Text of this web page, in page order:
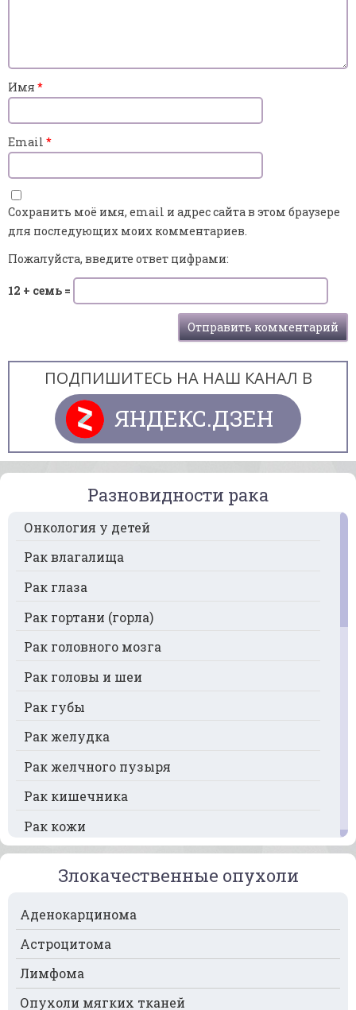
Имя *
Email *
Сохранить моё имя, email и адрес сайта в этом браузере
для последующих моих комментариев.
Пожалуйста, введите ответ цифрами:
12 + семь =
ПОДПИШИТЕСЬ НА НАШ КАНАЛ В
ЯНДЕКС.ДЗЕН
Разновидности рака
Онкология у детей
Рак влагалища
Рак глаза
Рак гортани (горла)
Рак головного мозга
Рак головы и шеи
Рак губы
Рак желудка
Рак желчного пузыря
Рак кишечника
Рак кожи
Рак кости
Рак крови
Рак легких
Рак лимфоузлов
Рак молочной железы
Рак мочевого пузыря
Злокачественные опухоли
Аденокарцинома
Астроцитома
Лимфома
Опухоли мягких тканей